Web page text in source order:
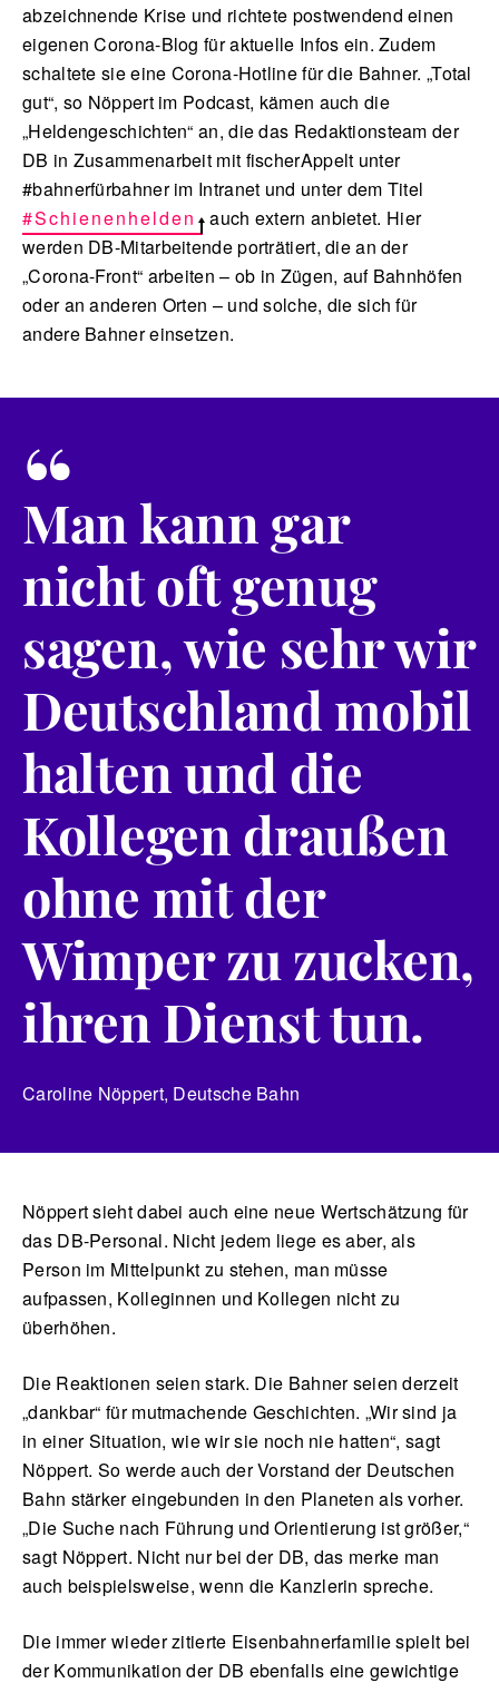
abzeichnende Krise und richtete postwendend einen
eigenen Corona-Blog für aktuelle Infos ein. Zudem
schaltete sie eine Corona-Hotline für die Bahner. „Total
gut“, so Nöppert im Podcast, kämen auch die
„Heldengeschichten“ an, die das Redaktionsteam der
DB in Zusammenarbeit mit fischerAppelt unter
#bahnerfürbahner im Intranet und unter dem Titel
#Schienenhelden
auch extern anbietet. Hier
werden DB-Mitarbeitende porträtiert, die an der
„Corona-Front“ arbeiten – ob in Zügen, auf Bahnhöfen
oder an anderen Orten – und solche, die sich für
andere Bahner einsetzen.
“
Man kann gar
nicht oft genug
sagen, wie sehr wir
Deutschland mobil
halten und die
Kollegen draußen
ohne mit der
Wimper zu zucken,
ihren Dienst tun.
Caroline Nöppert, Deutsche Bahn
Nöppert sieht dabei auch eine neue Wertschätzung für
das DB-Personal. Nicht jedem liege es aber, als
Person im Mittelpunkt zu stehen, man müsse
aufpassen, Kolleginnen und Kollegen nicht zu
überhöhen.
Die Reaktionen seien stark. Die Bahner seien derzeit
„dankbar“ für mutmachende Geschichten. „Wir sind ja
in einer Situation, wie wir sie noch nie hatten“, sagt
Nöppert. So werde auch der Vorstand der Deutschen
Bahn stärker eingebunden in den Planeten als vorher.
„Die Suche nach Führung und Orientierung ist größer,“
sagt Nöppert. Nicht nur bei der DB, das merke man
auch beispielsweise, wenn die Kanzlerin spreche.
Die immer wieder zitierte Eisenbahnerfamilie spielt bei
der Kommunikation der DB ebenfalls eine gewichtige